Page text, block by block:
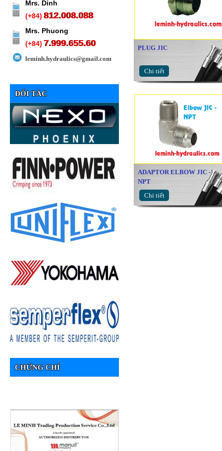
Mrs. Dinh
(+84)812.008.088
Mrs. Phuong
(+84)7.999.655.60
leminh.hydraulics@gmail.com
ĐỐI TÁC
CHỨNG CHỈ
PLUG JIC
Chi tiết
ADAPTOR ELBOW JIC -
NPT
Chi tiết